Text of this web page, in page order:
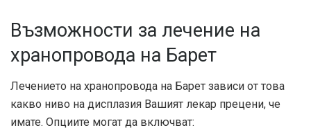
Възможности за лечение на
хранопровода на Барет
Лечението на хранопровода на Барет зависи от това
какво ниво на дисплазия Вашият лекар прецени, че
имате. Опциите могат да включват: